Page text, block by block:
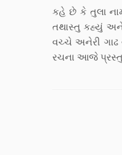
કહે છે કે તુલા
તથાસ્તુ કહ્યું
વચ્ચે અનેરી ગાઢ
રચના આજે